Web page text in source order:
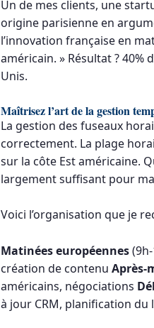
Un de mes clients, une
origine parisienne en
l’innovation française en
américain. » Résultat ? 40%
Unis.
Maîtrisez l’art de la gestion
La gestion des fuseaux
correctement. La plage
sur la côte Est américaine.
largement suffisant pour
Voici l’organisation que je
Matinées européennes(9h-
création de contenu Après-
américains, négociations
à jour CRM, planification du